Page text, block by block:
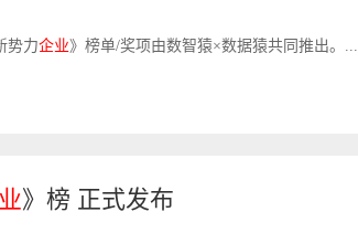
势力企业》榜单/奖项由数智猿×数据猿共同推出。...
》榜 正式发布